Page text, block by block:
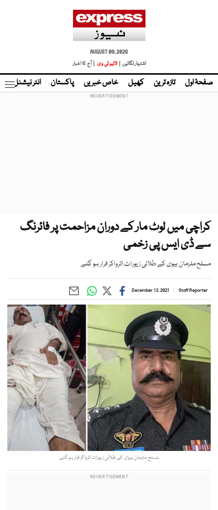
AUGUST 09, 2026
اشتہار لگائیں |
لائیو ٹی وی | آج کا اخبار
صفحۂ اول تازہ ترین کھیل خاص خبریں پاکستان انٹر نیشنل
کراچی میں لوٹ مار کے دوران مزاحمت پر فائرنگ
سے ڈی ایس پی زخمی
مسلح ملزمان بیوی کے طلائی زیورات اترواکر فرار ہو گئے
Staff Reporter
December 13, 2021
مسلح ملزمان بیوی کے طلائی زیورات اترواکر فرار ہو گئے